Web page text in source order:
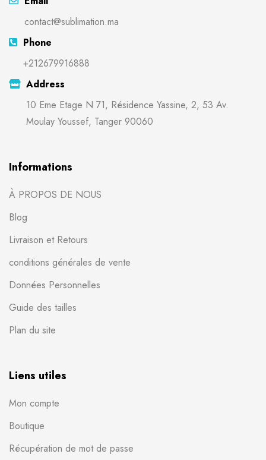
contact@sublimation.ma
Phone
+212679916888
Address
10 Eme Etage N 71, Résidence Yassine, 2, 53 Av.
Moulay Youssef, Tanger 90060
Informations
À PROPOS DE NOUS
Blog
Livraison et Retours
conditions générales de vente
Données Personnelles
Guide des tailles
Plan du site
Liens utiles
Mon compte
Boutique
Récupération de mot de passe